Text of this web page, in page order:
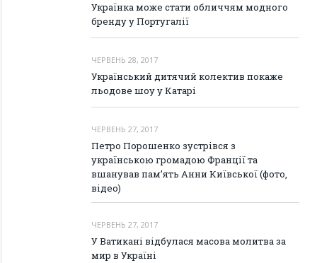
Українка може стати обличчям модного
бренду у Португалії
ЧЕРВЕНЬ 28, 2017
Український дитячий колектив покаже
льодове шоу у Катарі
ЧЕРВЕНЬ 27, 2017
Петро Порошенко зустрівся з
українською громадою Франції та
вшанував пам’ять Анни Київської (фото,
відео)
ЧЕРВЕНЬ 27, 2017
У Ватикані відбулася масова молитва за
мир в Україні